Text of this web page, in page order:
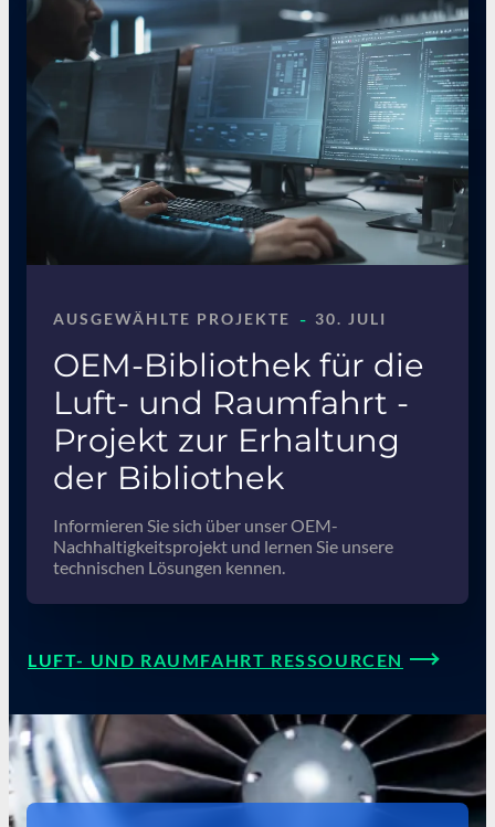
OEM-Bibliothek für die
Luft- und Raumfahrt -
Projekt zur Erhaltung
der Bibliothek
AUSGEWÄHLTE PROJEKTE - 30. JULI
Informieren Sie sich über unser OEM-
Nachhaltigkeitsprojekt und lernen Sie unsere
technischen Lösungen kennen.
LUFT- UND RAUMFAHRT RESSOURCEN